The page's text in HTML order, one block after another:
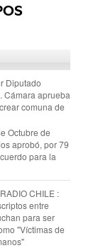
Diputado
Cámara aprueba
comuna de
Octubre de
aprobó, por 79
para la
CHILE :
entre
para ser
"Víctimas de